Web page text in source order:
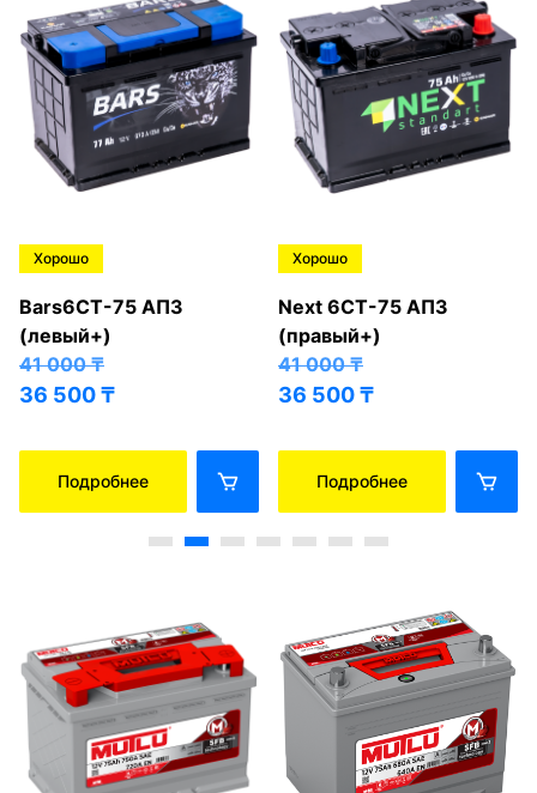
Хорошо
Bars6СТ-75 АПЗ
(левый+)
41 000₸
36 500₸
Подробнее
Хорошо
Next 6СТ-75 АПЗ
(правый+)
41 000₸
36 500₸
Подробнее